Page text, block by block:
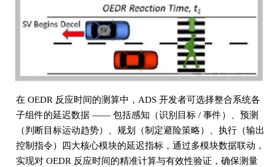
在 OEDR 反应时间的测算中，ADS 开发者可选择整合系统各
子组件的延迟数据 —— 包括感知（识别目标 / 事件）、预测
（判断目标运动趋势）、规划（制定避险策略）、执行（输出
控制指令）四大核心模块的延迟指标，通过多模块数据联动，
实现对 OEDR 反应时间的精准计算与有效性验证，确保测量